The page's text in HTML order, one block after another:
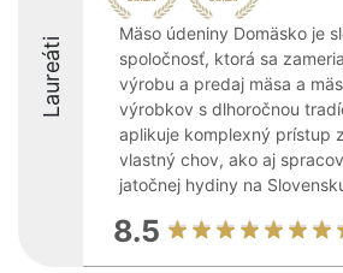
Laureáti
Mäso údeniny Domäsko je
spoločnosť, ktorá sa
výrobu a predaj mäsa a
výrobkov s dlhoročnou
aplikuje komplexný prístup
vlastný chov, ako aj
jatočnej hydiny na
8.5